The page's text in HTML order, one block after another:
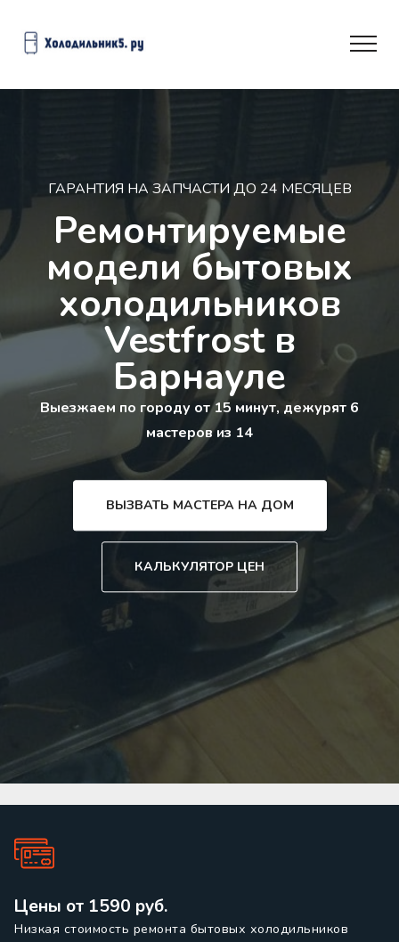
ГАРАНТИЯ НА ЗАПЧАСТИ ДО 24 МЕСЯЦЕВ
Ремонтируемые
модели бытовых
холодильников
Vestfrost в
Барнауле
Выезжаем по городу от 15 минут, дежурят 6
мастеров из 14
ВЫЗВАТЬ МАСТЕРА НА ДОМ
КАЛЬКУЛЯТОР ЦЕН
Цены от 1590 руб.
Низкая стоимость ремонта бытовых холодильников